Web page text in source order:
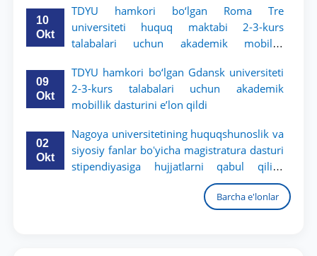
10
Okt
TDYU hamkori bo‘lgan Roma Tre
universiteti huquq maktabi 2-3-kurs
talabalari uchun akademik mobillik
09
Okt
TDYU hamkori bo‘lgan Gdansk universiteti
2-3-kurs talabalari uchun akademik
mobillik dasturini e’lon qildi
02
Okt
Nagoya universitetining huquqshunoslik va
siyosiy fanlar boʻyicha magistratura dasturi
stipendiyasiga hujjatlarni qabul qilish
Barcha e'lonlar